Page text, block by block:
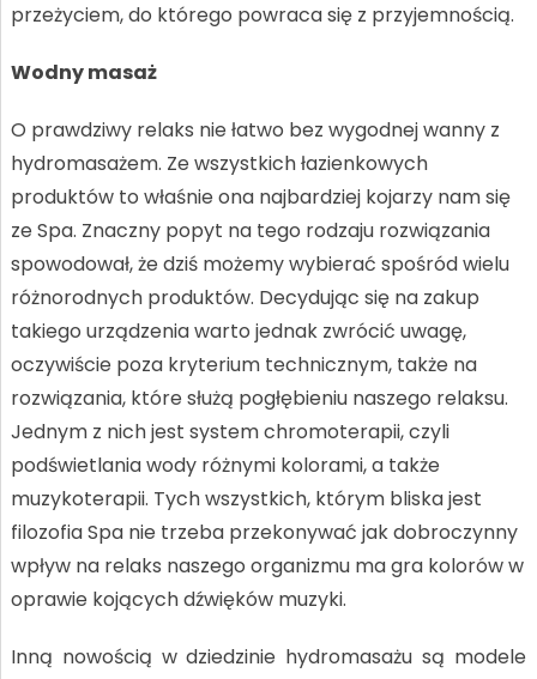
przeżyciem, do którego powraca się z przyjemnością.
Wodny masaż
O prawdziwy relaks nie łatwo bez wygodnej wanny z
hydromasażem. Ze wszystkich łazienkowych
produktów to właśnie ona najbardziej kojarzy nam się
ze Spa. Znaczny popyt na tego rodzaju rozwiązania
spowodował, że dziś możemy wybierać spośród wielu
różnorodnych produktów. Decydując się na zakup
takiego urządzenia warto jednak zwrócić uwagę,
oczywiście poza kryterium technicznym, także na
rozwiązania, które służą pogłębieniu naszego relaksu.
Jednym z nich jest system chromoterapii, czyli
podświetlania wody różnymi kolorami, a także
muzykoterapii. Tych wszystkich, którym bliska jest
filozofia Spa nie trzeba przekonywać jak dobroczynny
wpływ na relaks naszego organizmu ma gra kolorów w
oprawie kojących dźwięków muzyki.
Inną nowością w dziedzinie hydromasażu są modele